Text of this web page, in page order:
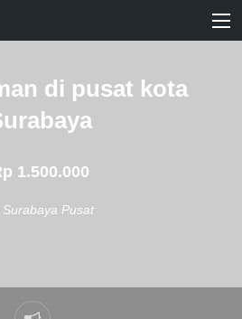
di pusat kota
1.500.000
Surabaya Pusat